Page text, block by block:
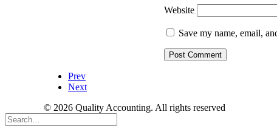
Website
Save my name, email,
Prev
Next
© 2026 Quality Accounting. All rights reserved